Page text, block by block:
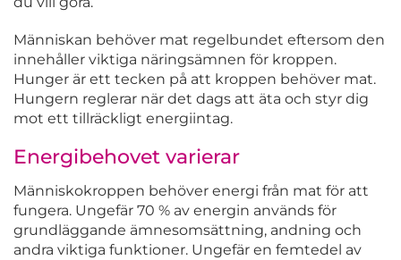
Människan behöver mat regelbundet eftersom den
innehåller viktiga näringsämnen för kroppen.
Hunger är ett tecken på att kroppen behöver mat.
Hungern reglerar när det dags att äta och styr dig
mot ett tillräckligt energiintag.
Energibehovet varierar
Människokroppen behöver energi från mat för att
fungera. Ungefär 70 % av energin används för
grundläggande ämnesomsättning, andning och
andra viktiga funktioner. Ungefär en femtedel av